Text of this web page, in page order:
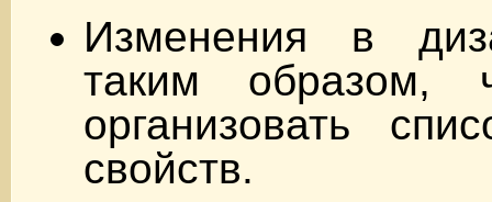
Изменения в
таким образом,
организовать
свойств.